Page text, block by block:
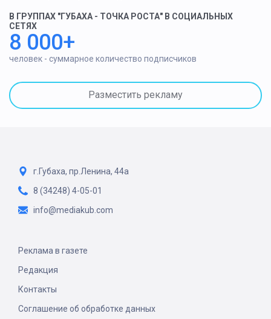
В ГРУППАХ "ГУБАХА - ТОЧКА РОСТА" В СОЦИАЛЬНЫХ
СЕТЯХ
8 000+
человек - суммарное количество подписчиков
Разместить рекламу
г.Губаха, пр.Ленина, 44а
8 (34248) 4-05-01
info@mediakub.com
Реклама в газете
Редакция
Контакты
Соглашение об обработке данных